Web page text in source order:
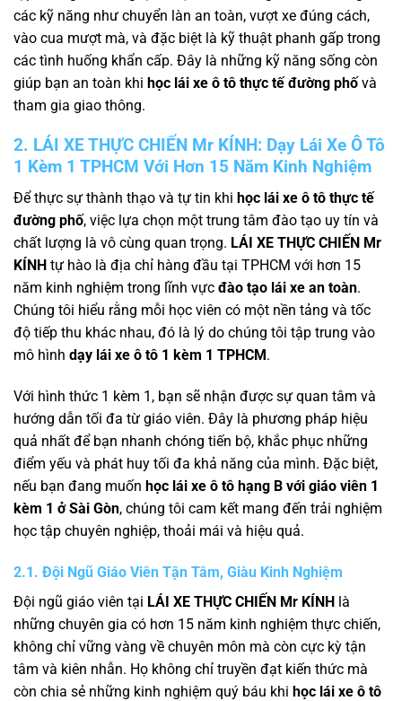
các kỹ năng như chuyển làn an toàn, vượt xe đúng cách,
vào cua mượt mà, và đặc biệt là kỹ thuật phanh gấp trong
các tình huống khẩn cấp. Đây là những kỹ năng sống còn
giúp bạn an toàn khi học lái xe ô tô thực tế đường phốvà
tham gia giao thông.
2. LÁI XE THỰC CHIẾN Mr KÍNH: Dạy Lái Xe Ô Tô
1 Kèm 1 TPHCM Với Hơn 15 Năm Kinh Nghiệm
Để thực sự thành thạo và tự tin khi học lái xe ô tô thực tế
đường phố, việc lựa chọn một trung tâm đào tạo uy tín và
chất lượng là vô cùng quan trọng. LÁI XE THỰC CHIẾN Mr
KÍNH tự hào là địa chỉ hàng đầu tại TPHCM với hơn 15
năm kinh nghiệm trong lĩnh vực đào tạo lái xe an toàn.
Chúng tôi hiểu rằng mỗi học viên có một nền tảng và tốc
độ tiếp thu khác nhau, đó là lý do chúng tôi tập trung vào
mô hình dạy lái xe ô tô 1 kèm 1 TPHCM.
Với hình thức 1 kèm 1, bạn sẽ nhận được sự quan tâm và
hướng dẫn tối đa từ giáo viên. Đây là phương pháp hiệu
quả nhất để bạn nhanh chóng tiến bộ, khắc phục những
điểm yếu và phát huy tối đa khả năng của mình. Đặc biệt,
nếu bạn đang muốn học lái xe ô tô hạng B với giáo viên 1
kèm 1 ở Sài Gòn, chúng tôi cam kết mang đến trải nghiệm
học tập chuyên nghiệp, thoải mái và hiệu quả.
2.1. Đội Ngũ Giáo Viên Tận Tâm, Giàu Kinh Nghiệm
Đội ngũ giáo viên tại LÁI XE THỰC CHIẾN Mr KÍNH là
những chuyên gia có hơn 15 năm kinh nghiệm thực chiến,
không chỉ vững vàng về chuyên môn mà còn cực kỳ tận
tâm và kiên nhẫn. Họ không chỉ truyền đạt kiến thức mà
còn chia sẻ những kinh nghiệm quý báu khi học lái xe ô tô